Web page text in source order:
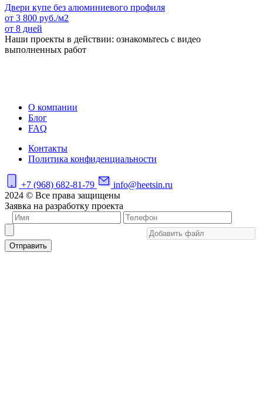
Двери купе без алюминиевого профиля
от 3 800 руб./м2
от 8 дней
Наши проекты в действии: ознакомьтесь с видео
выполненных работ
О компании
Блог
FAQ
Контакты
Политика конфиденциальности
+7 (968) 682-81-79
info@heetsin.ru
2024 © Все права защищены
Заявка на разработку проекта
Отправить